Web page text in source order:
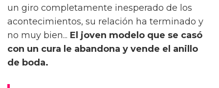
un giro completamente inesperado de los
acontecimientos, su relación ha terminado y
no muy bien... El joven modelo que se casó
con un cura le abandona y vende el anillo
de boda.